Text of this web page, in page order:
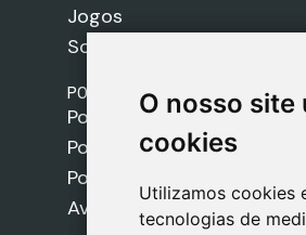
O nosso site
cookies
Utilizamos cookies
tecnologias de
O nosso site
cookies
Utilizamos cookies
tecnologias de
Jogos
Sobre nós
POLÍTICAS
Política de Envios
Política de Cookies
Política de Privacidade
Aviso Legal